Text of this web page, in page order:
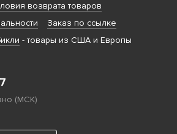
возврата товаров
Заказ по ссылке
- товары из США и Европы
(МСК)